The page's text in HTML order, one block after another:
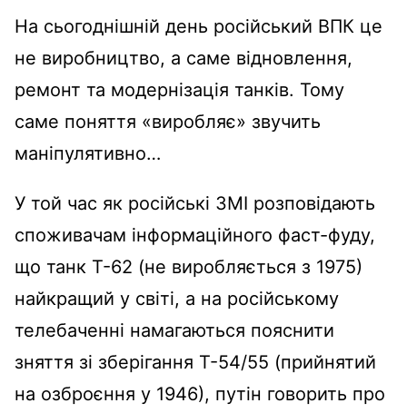
На сьогоднішній день російський ВПК це
не виробництво, а саме відновлення,
ремонт та модернізація танків. Тому
саме поняття «виробляє» звучить
маніпулятивно…
У той час як російські ЗМІ розповідають
споживачам інформаційного фаст-фуду,
що танк Т-62 (не виробляється з 1975)
найкращий у світі, а на російському
телебаченні намагаються пояснити
зняття зі зберігання Т-54/55 (прийнятий
на озброєння у 1946), путін говорить про